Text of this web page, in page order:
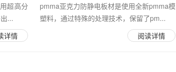
超高分
...
详情
pmma亚克力防静电板材是使用全新pmma模
塑料，通过特殊的处理技术，保留了pm...
阅读详情